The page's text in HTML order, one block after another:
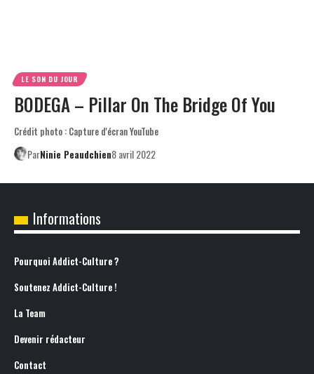
LE SON DU JOUR
BODEGA – Pillar On The Bridge Of You
Crédit photo : Capture d'écran YouTube
ParNinie Peaudchien8 avril 2022
Informations
Pourquoi Addict-Culture ?
Soutenez Addict-Culture !
La Team
Devenir rédacteur
Contact